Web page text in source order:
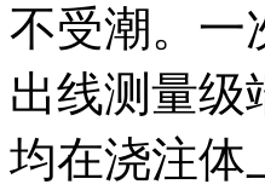
不受潮。一
出线测量级
均在浇注体